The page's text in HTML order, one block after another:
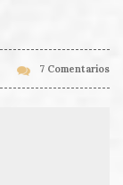
7 Comentarios